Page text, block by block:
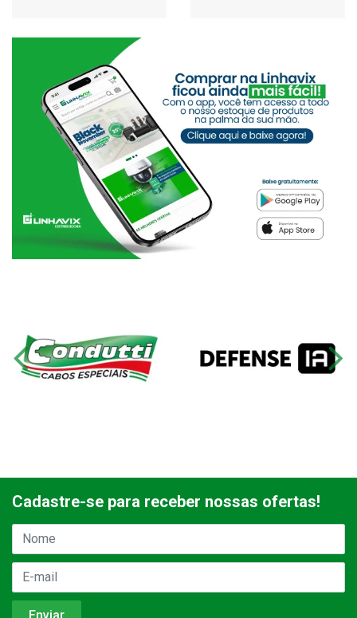
Cadastre-se para receber nossas ofertas!